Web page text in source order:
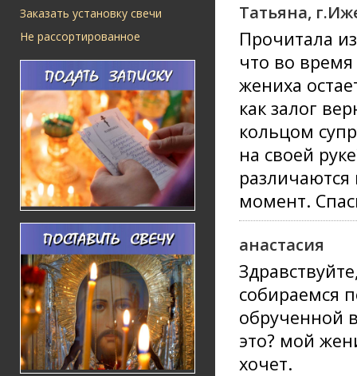
Заказать установку свечи
Не рассортированное
Татьяна,
Прочитала
что во
жениха
как залог
кольцом
на своей
различаются
момент.
анастасия
собираемся
обрученной
это? мой
хочет.